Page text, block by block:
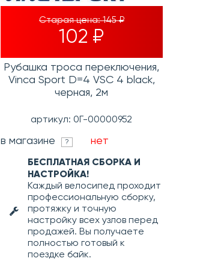
Старая цена:145 ₽
102 ₽
Рубашка троса переключения,
Vinca Sport D=4 VSC 4 black,
черная, 2м
артикул: 0Г-00000952
в магазине ? нет
БЕСПЛАТНАЯ СБОРКА И
НАСТРОЙКА!
Каждый велосипед проходит
профессиональную сборку,
протяжку и точную
настройку всех узлов перед
продажей. Вы получаете
полностью готовый к
поездке байк.